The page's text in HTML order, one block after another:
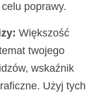
poprawy.
Większość
twojego
wskaźnik
Użyj tych